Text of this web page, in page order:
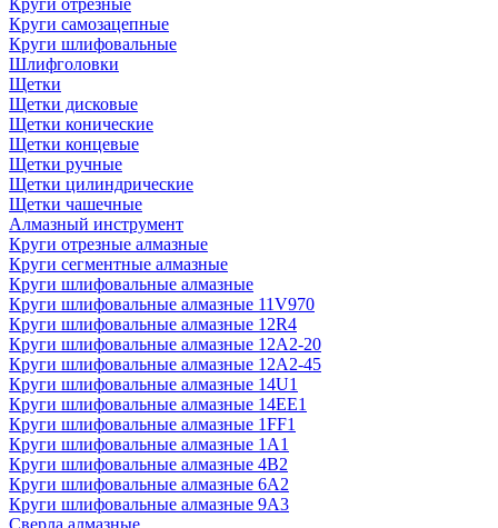
Круги отрезные
Круги самозацепные
Круги шлифовальные
Шлифголовки
Щетки
Щетки дисковые
Щетки конические
Щетки концевые
Щетки ручные
Щетки цилиндрические
Щетки чашечные
Алмазный инструмент
Круги отрезные алмазные
Круги сегментные алмазные
Круги шлифовальные алмазные
Круги шлифовальные алмазные 11V970
Круги шлифовальные алмазные 12R4
Круги шлифовальные алмазные 12А2-20
Круги шлифовальные алмазные 12А2-45
Круги шлифовальные алмазные 14U1
Круги шлифовальные алмазные 14ЕЕ1
Круги шлифовальные алмазные 1FF1
Круги шлифовальные алмазные 1А1
Круги шлифовальные алмазные 4В2
Круги шлифовальные алмазные 6A2
Круги шлифовальные алмазные 9А3
Сверла алмазные